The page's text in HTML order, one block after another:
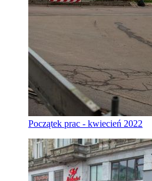
Początek prac - kwiecień 2022